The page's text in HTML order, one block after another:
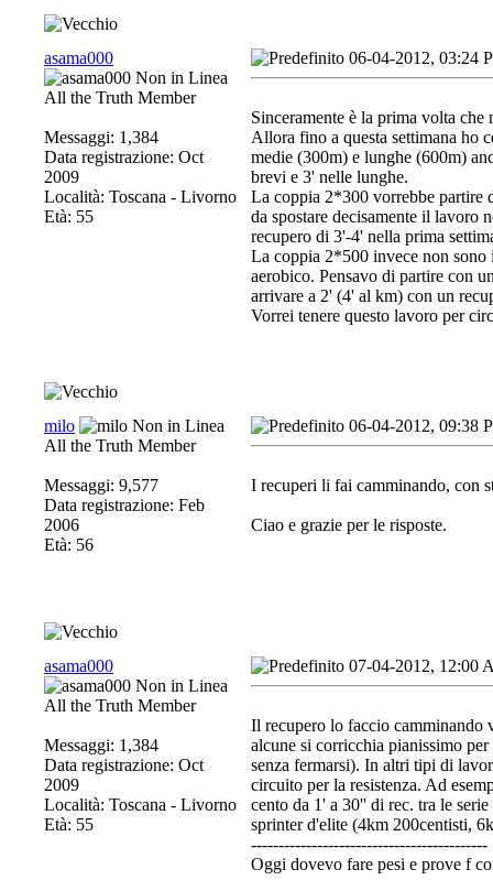
asama000
All the Truth Member
Messaggi: 1,384
Data registrazione: Oct
2009
Località: Toscana - Livorno
Età: 55
06-04-2012, 03:24
Sinceramente è la prima volta
Allora fino a questa settimana ho
medie (300m) e lunghe (600m)
brevi e 3' nelle lunghe.
La coppia 2*300 vorrebbe partire
da spostare decisamente il lavoro
recupero di 3'-4' nella prima
La coppia 2*500 invece non sono
aerobico. Pensavo di partire con
arrivare a 2' (4' al km) con un
Vorrei tenere questo lavoro per
milo
All the Truth Member
Messaggi: 9,577
Data registrazione: Feb
2006
Età: 56
06-04-2012, 09:38
I recuperi li fai camminando, con
Ciao e grazie per le risposte.
asama000
All the Truth Member
Messaggi: 1,384
Data registrazione: Oct
2009
Località: Toscana - Livorno
Età: 55
07-04-2012, 12:00
Il recupero lo faccio camminando
alcune si corricchia pianissimo
senza fermarsi). In altri tipi di
circuito per la resistenza. Ad
cento da 1' a 30'' di rec. tra le
sprinter d'elite (4km 200centisti,
-------------------------------------------
Oggi dovevo fare pesi e prove f